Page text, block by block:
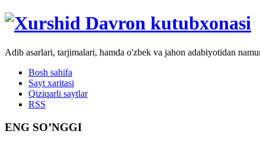
Adib asarlari, tarjimalari, hamda o'zbek va jahon adabiyotidan
Bosh sahifa
Sayt xaritasi
Qiziqarli saytlar
RSS
ENG SO’NGGI